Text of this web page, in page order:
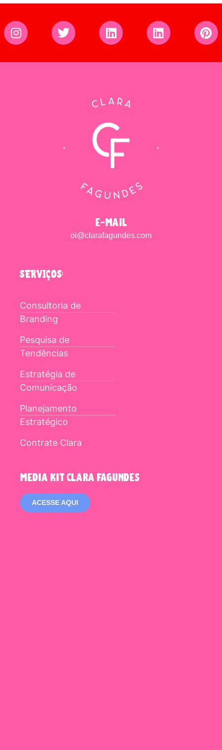
e-mail
oi@clarafagundes.com
SERVIÇOS:
Consultoria de
Branding
Pesquisa de
Tendências
Estratégia de
Comunicação
Planejamento
Estratégico
Contrate Clara
media kit clara fagundes
ACESSE AQUI